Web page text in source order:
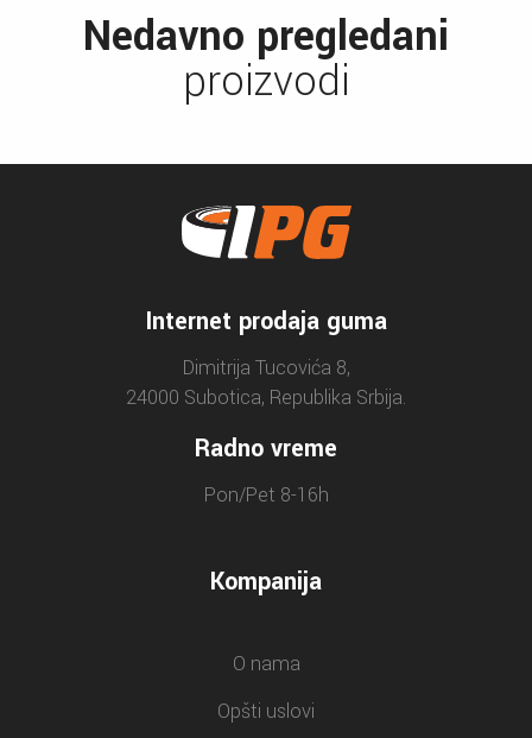
Nedavno pregledani
proizvodi
Internet prodaja guma
Dimitrija Tucovića 8,
24000 Subotica, Republika Srbija.
Radno vreme
Pon/Pet 8-16h
Kompanija
O nama
Opšti uslovi